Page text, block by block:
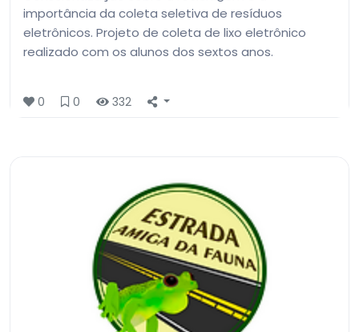
importância da coleta seletiva de resíduos
eletrônicos. Projeto de coleta de lixo eletrônico
realizado com os alunos dos sextos anos.
0 0 332